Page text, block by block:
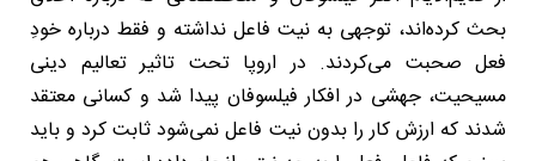
بحث کرده‌اند، توجهی به نیت فاعل نداشته و فقط درباره خودِ
فعل صحبت می‌کردند. در اروپا تحت تاثیر تعالیم دینی
مسیحیت، جهشی در افکار فیلسوفان پیدا شد و کسانی معتقد
شدند که ارزش کار را بدون نیت فاعل نمی‌شود ثابت کرد و باید